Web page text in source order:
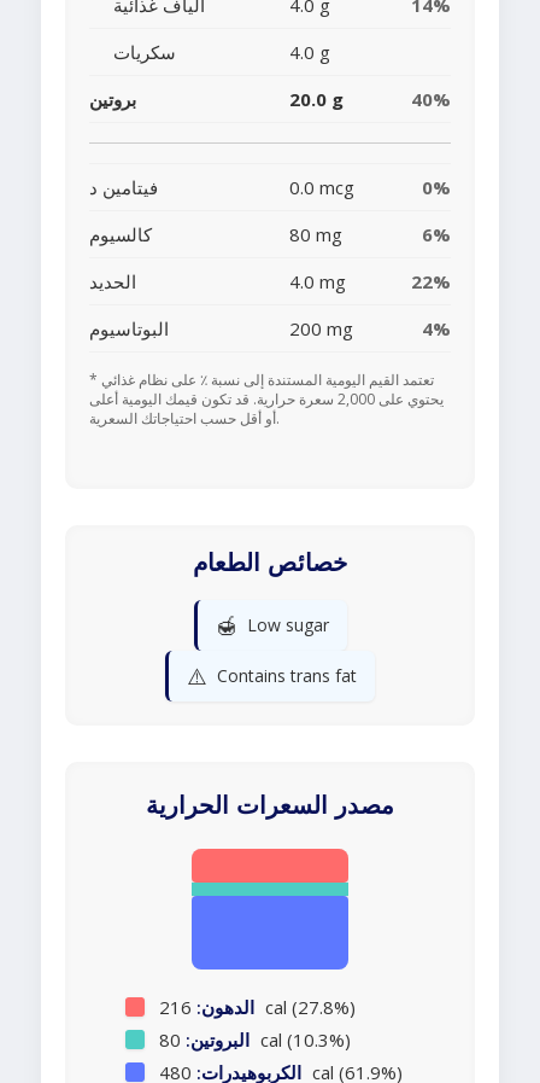
ألياف غذائية 4.0 g
14%
سكريات
4.0 g
بروتين
20.0 g 40%
فيتامين د 0.0 mcg
0%
كالسيوم
80 mg
6%
الحديد
4.0 mg
22%
البوتاسيوم
200 mg 4%
* تعتمد القيم اليومية المستندة إلى نسبة ٪ على نظام غذائي
يحتوي على 2,000 سعرة حرارية. قد تكون قيمك اليومية أعلى
أو أقل حسب احتياجاتك السعرية.
خصائص الطعام
🍯 Low sugar
⚠️ Contains trans fat
مصدر السعرات الحرارية
الدهون: 216 cal (27.8%)
البروتين: 80 cal (10.3%)
الكربوهيدرات: 480 cal (61.9%)